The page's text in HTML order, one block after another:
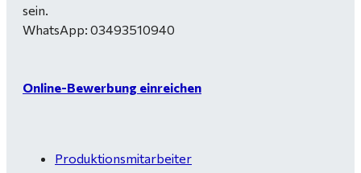
sein.
WhatsApp: 03493510940
Online-Bewerbung einreichen
Produktionsmitarbeiter